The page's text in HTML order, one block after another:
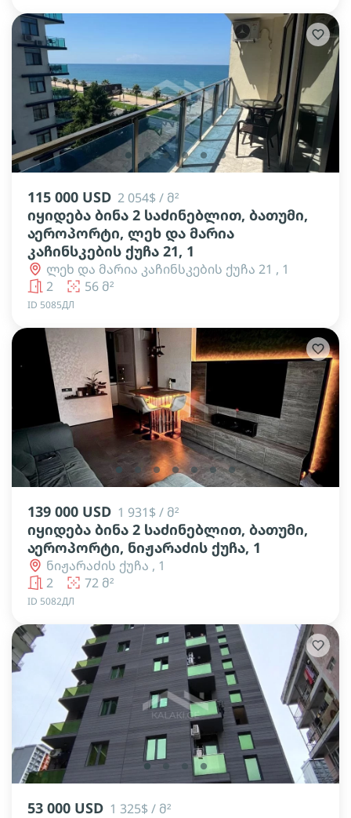
lens lens lens lens lens lens
115 000 USD 2 054$ / მ²
იყიდება ბინა 2 საძინებლით, ბათუმი,
აეროპორტი, ლეხ და მარია
კაჩინსკების ქუჩა 21, 1
ლეხ და მარია კაჩინსკების ქუჩა 21 , 1
2
56 მ²
ID 5085ДЛ
lens lens lens lens lens lens
139 000 USD 1 931$ / მ²
იყიდება ბინა 2 საძინებლით, ბათუმი,
აეროპორტი, ნიჟარაძის ქუჩა, 1
ნიჟარაძის ქუჩა , 1
2
72 მ²
ID 5082ДЛ
lens lens lens lens
53 000 USD 1 325$ / მ²